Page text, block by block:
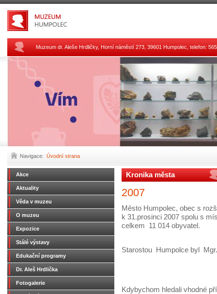
Muzeum dr. Aleše Hrdličky, Horní náměstí 273, 39601 Humpolec, telefon:
Navigace: Úvodní strana
Akce
Aktuality
Věda v muzeu
O muzeu
Expozice
Stálé výstavy
Edukační programy
Dr. Aleš Hrdlička
Fotogalerie
Kronika města
2007
Město Humpolec, obec s
k 31.prosinci 2007 spolu s
celkem 11 014 obyvatel.
Starostou Humpolce byl
Kdybychom hledali vhodné